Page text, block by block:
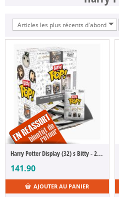
Articles les plus récents d'abord
Harry Potter Display (32) s Bitty - 2,5 cm (POP Figure)
141.90
AJOUTER AU PANIER